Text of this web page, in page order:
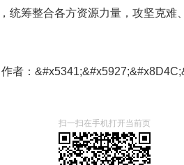
筹整合各方资源力量，攻坚克难
作者：
扫一扫在手机打开当前页